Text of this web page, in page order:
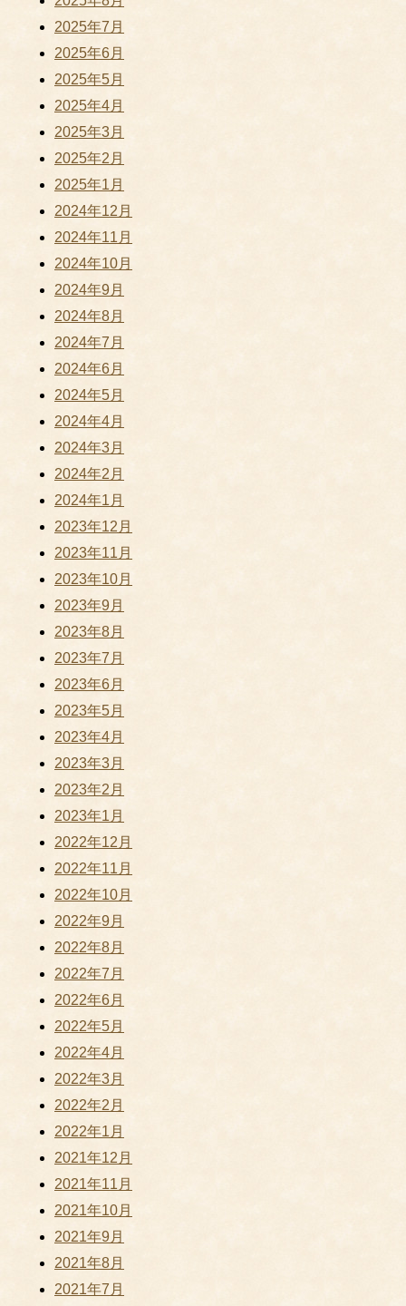
2025年7月
2025年6月
2025年5月
2025年4月
2025年3月
2025年2月
2025年1月
2024年12月
2024年11月
2024年10月
2024年9月
2024年8月
2024年7月
2024年6月
2024年5月
2024年4月
2024年3月
2024年2月
2024年1月
2023年12月
2023年11月
2023年10月
2023年9月
2023年8月
2023年7月
2023年6月
2023年5月
2023年4月
2023年3月
2023年2月
2023年1月
2022年12月
2022年11月
2022年10月
2022年9月
2022年8月
2022年7月
2022年6月
2022年5月
2022年4月
2022年3月
2022年2月
2022年1月
2021年12月
2021年11月
2021年10月
2021年9月
2021年8月
2021年7月